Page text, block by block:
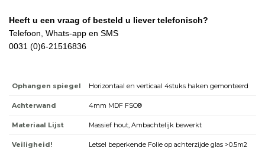
Heeft u een vraag of besteld u liever telefonisch?
Telefoon, Whats-app en SMS
0031 (0)6-21516836
Ophangen spiegel Horizontaal en verticaal 4stuks haken gemonteerd
Achterwand 4mm MDF FSC®
Materiaal Lijst Massief hout, Ambachtelijk bewerkt
Veiligheid! Letsel beperkende Folie op achterzijde glas >0.5m2